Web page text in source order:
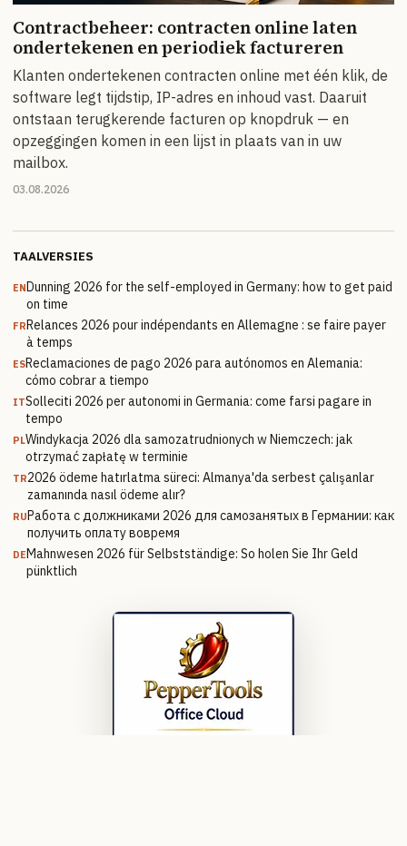
Contractbeheer: contracten online laten
ondertekenen en periodiek factureren
Klanten ondertekenen contracten online met één klik, de
software legt tijdstip, IP-adres en inhoud vast. Daaruit
ontstaan terugkerende facturen op knopdruk — en
opzeggingen komen in een lijst in plaats van in uw
mailbox.
03.08.2026
TAALVERSIES
EN Dunning 2026 for the self-employed in Germany: how to get paid
on time
FR Relances 2026 pour indépendants en Allemagne : se faire payer
à temps
ESReclamaciones de pago 2026 para autónomos en Alemania:
cómo cobrar a tiempo
ITSolleciti 2026 per autonomi in Germania: come farsi pagare in
tempo
PLWindykacja 2026 dla samozatrudnionych w Niemczech: jak
otrzymać zapłatę w terminie
TR2026 ödeme hatırlatma süreci: Almanya'da serbest çalışanlar
zamanında nasıl ödeme alır?
RU Работа с должниками 2026 для самозанятых в Германии: как
получить оплату вовремя
DE Mahnwesen 2026 für Selbstständige: So holen Sie Ihr Geld
pünktlich